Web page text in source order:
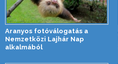
Aranyos fotóválogatás a
Nemzetközi Lajhár Nap
alkalmából